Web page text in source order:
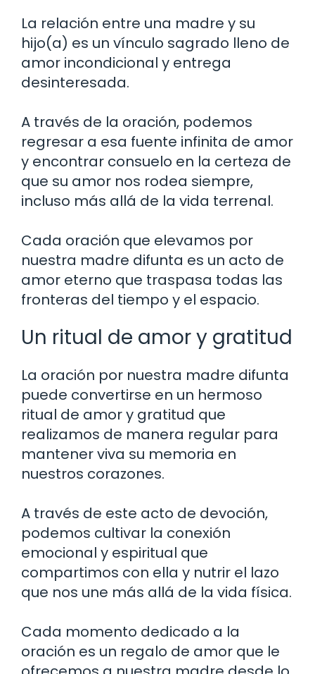
La relación entre una madre y su
hijo(a) es un vínculo sagrado lleno de
amor incondicional y entrega
desinteresada.
A través de la oración, podemos
regresar a esa fuente infinita de amor
y encontrar consuelo en la certeza de
que su amor nos rodea siempre,
incluso más allá de la vida terrenal.
Cada oración que elevamos por
nuestra madre difunta es un acto de
amor eterno que traspasa todas las
fronteras del tiempo y el espacio.
Un ritual de amor y gratitud
La oración por nuestra madre difunta
puede convertirse en un hermoso
ritual de amor y gratitud que
realizamos de manera regular para
mantener viva su memoria en
nuestros corazones.
A través de este acto de devoción,
podemos cultivar la conexión
emocional y espiritual que
compartimos con ella y nutrir el lazo
que nos une más allá de la vida física.
Cada momento dedicado a la
oración es un regalo de amor que le